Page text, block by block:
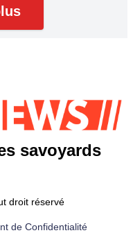
savoyards
droit réservé
de Confidentialité